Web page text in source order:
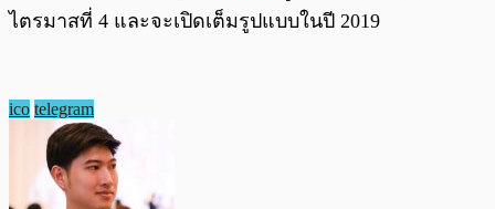
ไตรมาสที่ 4 และจะเปิดเต็มรูปแบบในปี 2019
ico telegram